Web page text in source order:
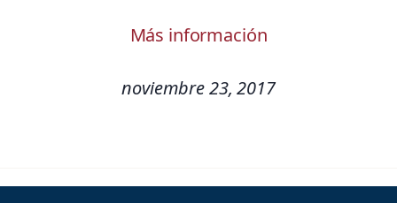
Más información
noviembre 23, 2017